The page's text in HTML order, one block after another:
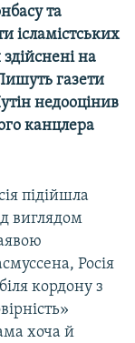
та
ісламістських
здійснені на
газети
недооцінив
канцлера
підійшла
виглядом
Росія
кордону з
хоча й